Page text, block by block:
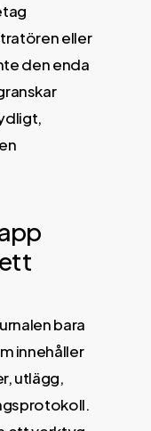
eller
den enda
bara
innehåller
utlägg,